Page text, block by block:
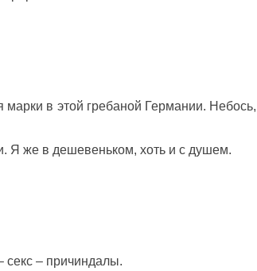
марки в этой гребаной Германии. Небось,
Я же в дешевеньком, хоть и с душем.
секс – причиндалы.